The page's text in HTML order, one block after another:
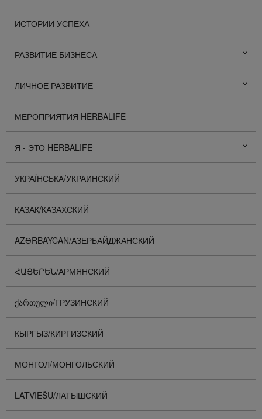
ИСТОРИИ УСПЕХА
РАЗВИТИЕ БИЗНЕСА
ЛИЧНОЕ РАЗВИТИЕ
МЕРОПРИЯТИЯ HERBALIFE
Я - ЭТО HERBALIFE
УКРАЇНСЬКА/УКРАИНСКИЙ
ҚАЗАҚ/КАЗАХСКИЙ
AZƏRBAYCAN/АЗЕРБАЙДЖАНСКИЙ
ՀԱՅԵՐԵՆ/АРМЯНСКИЙ
ᲥᲐᲠᲗᲣᲚᲘ/ГРУЗИНСКИЙ
КЫРГЫЗ/КИРГИЗСКИЙ
МОНГОЛ/МОНГОЛЬСКИЙ
LATVIEŠU/ЛАТЫШСКИЙ